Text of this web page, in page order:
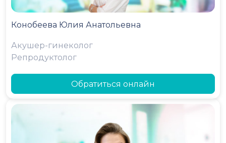
Конобеева Юлия Анатольевна
Акушер-гинеколог
Репродуктолог
Обратиться онлайн